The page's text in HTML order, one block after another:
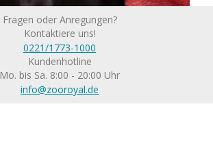
Fragen oder Anregungen?
Kontaktiere uns!
0221/1773-1000
Kundenhotline
Mo. bis Sa. 8:00 - 20:00 Uhr
info@zooroyal.de